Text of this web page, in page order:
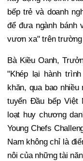
bếp trẻ và doanh
để đưa ngành bánh
vươn xa" trên trường
Bà Kiều Oanh,
"Khép lại hành
khăn, qua bao
tuyển Đầu bếp Việt
loạt huy chương
Young Chefs
Nam không chỉ là
nôi của những tài